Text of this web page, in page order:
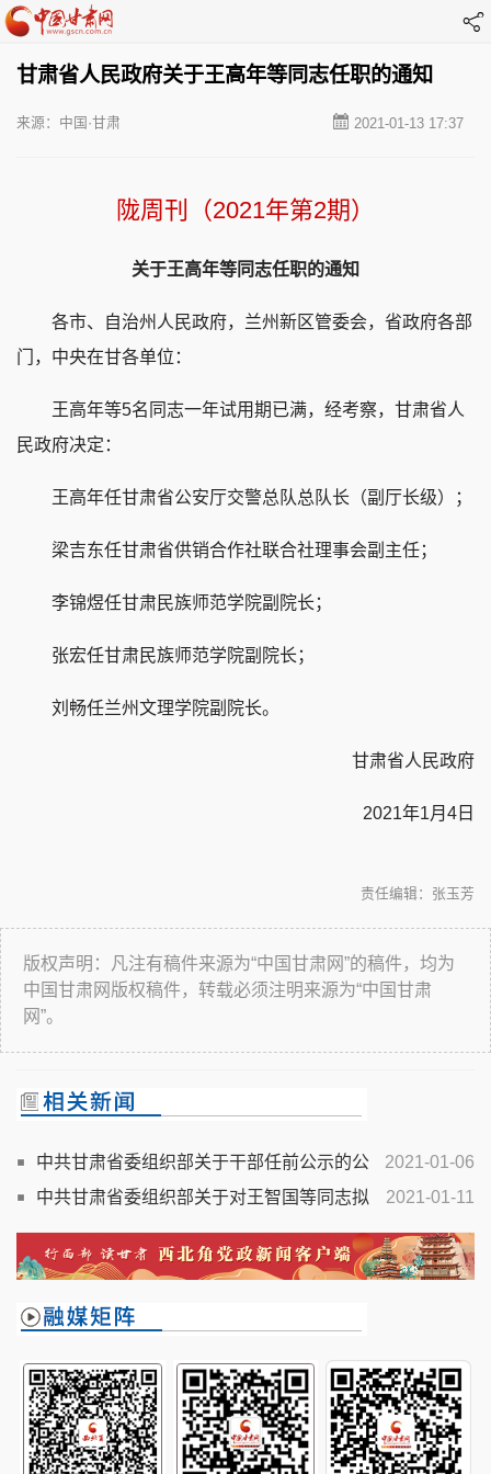
甘肃省人民政府关于王高年等同志任职的通知
2021-01-13 17:37
来源：中国·甘肃
陇周刊（2021年第2期）
关于王高年等同志任职的通知
各市、自治州人民政府，兰州新区管委会，省政府各部
门，中央在甘各单位：
王高年等5名同志一年试用期已满，经考察，甘肃省人
民政府决定：
王高年任甘肃省公安厅交警总队总队长（副厅长级）；
梁吉东任甘肃省供销合作社联合社理事会副主任；
李锦煜任甘肃民族师范学院副院长；
张宏任甘肃民族师范学院副院长；
刘畅任兰州文理学院副院长。
甘肃省人民政府
2021年1月4日
责任编辑：张玉芳
版权声明：凡注有稿件来源为“中国甘肃网”的稿件，均为
中国甘肃网版权稿件，转载必须注明来源为“中国甘肃
网”。
2021-01-06
中共甘肃省委组织部关于干部任前公示的公
告
2021-01-11
中共甘肃省委组织部关于对王智国等同志拟
晋升二级巡视员公示的公告